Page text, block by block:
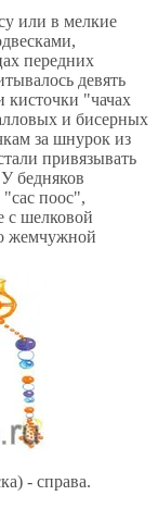
или в мелкие
передних
девять
кисточки "чачах
и бисерных
за шнурок из
привязывать
бедняков
поос",
с шелковой
жемчужной
- справа.